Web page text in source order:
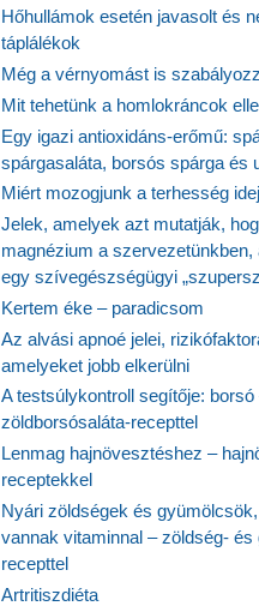
Hőhullámok esetén javasolt és
táplálékok
Még a vérnyomást is
Mit tehetünk a homlokráncok
Egy igazi antioxidáns-erőmű:
spárgasaláta, borsós spárga és
Miért mozogjunk a terhesség
Jelek, amelyek azt mutatják,
magnézium a
egy szívegészségügyi
Kertem éke – paradicsom
Az alvási apnoé jelei,
amelyeket jobb elkerülni
A testsúlykontroll segítője:
zöldborsósaláta-recepttel
Lenmag hajnövesztéshez –
receptekkel
Nyári zöldségek és
vannak vitaminnal – zöldség-
recepttel
Artritiszdiéta